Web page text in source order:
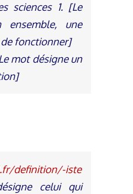
sciences 1. [Le
une
fonctionner]
mot désigne un
definition/-iste
celui qui